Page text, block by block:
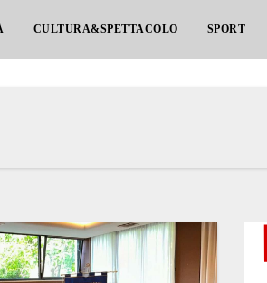
CULTURA&SPETTACOLO SPORT